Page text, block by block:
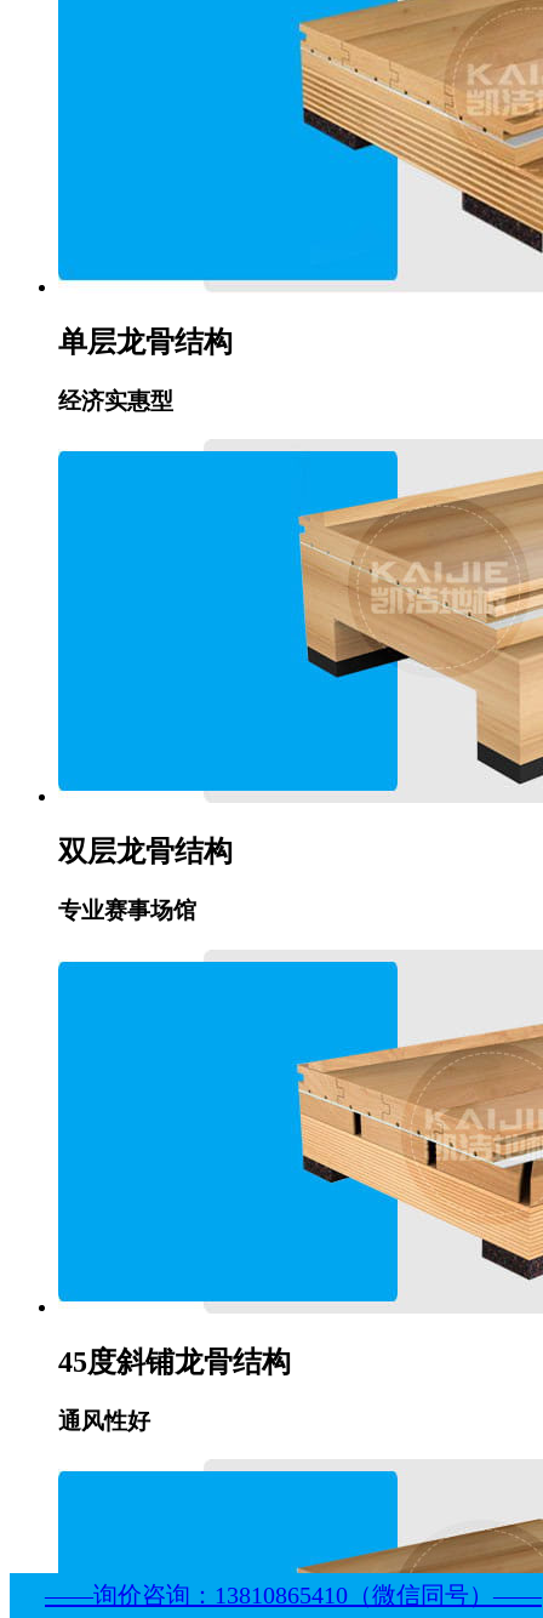
单层龙骨结构
经济实惠型
双层龙骨结构
专业赛事场馆
45度斜铺龙骨结构
通风性好
——询价咨询：13810865410（微信同号）——